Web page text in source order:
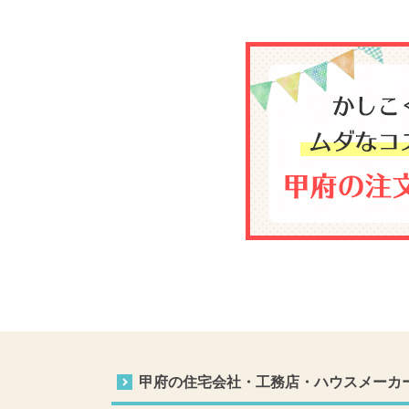
甲府の住宅会社・工務店・ハウスメーカ